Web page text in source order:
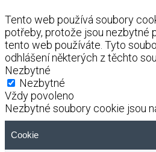
Tento web používá soubory
potřeby, protože jsou nezbytné
tento web používáte. Tyto
odhlášení některých z těchto
Nezbytné
Nezbytné
Vždy povoleno
Nezbytné soubory cookie jsou
Cookie